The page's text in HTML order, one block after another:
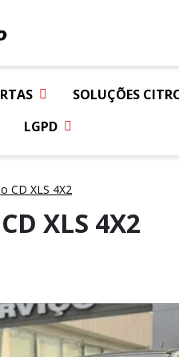
SOLUÇÕES
LGPD
CD XLS 4X2
XLS 4X2